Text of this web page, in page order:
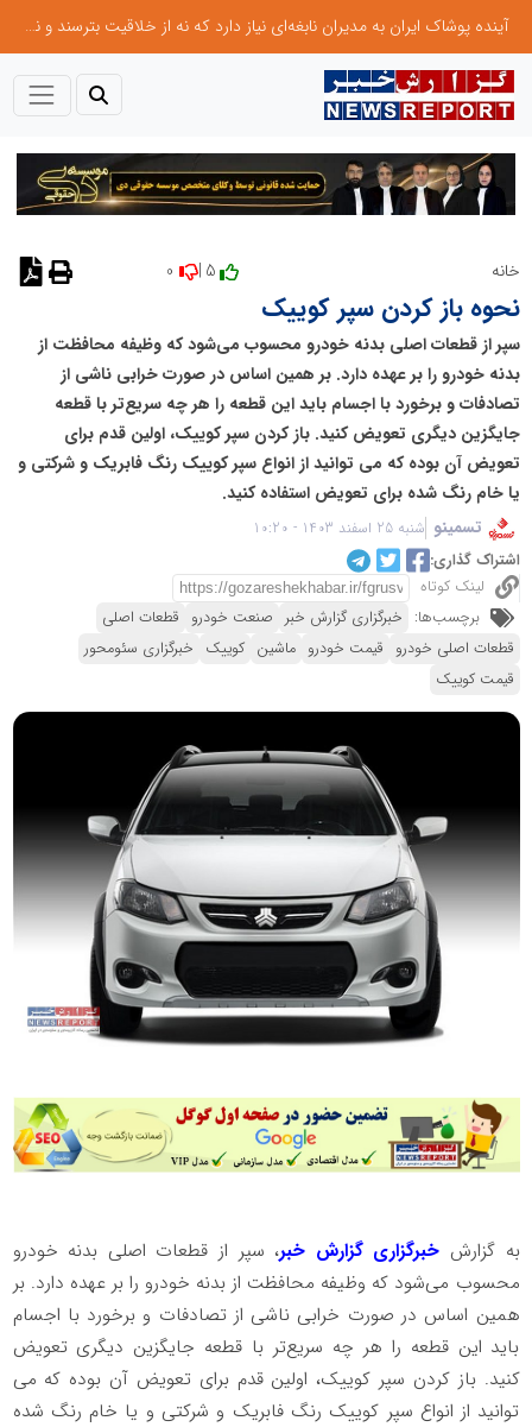
آینده پوشاک ایران به مدیران نابغه‌ای نیاز دارد که نه از خلاقیت بترسند و نه بروکراسی
خانه 5 |
نحوه باز کردن سپر کوییک
سپر از قطعات اصلی بدنه خودرو محسوب می‌شود که وظیفه محافظت از
بدنه خودرو را بر عهده دارد. بر همین اساس در صورت خرابی ناشی از
تصادفات و برخورد با اجسام باید این قطعه را هر چه سریع‌تر با قطعه
جایگزین دیگری تعویض کنید. باز کردن سپر کوییک، اولین قدم برای
تعویض آن بوده که می توانید از انواع سپر کوییک رنگ فابریک و شرکتی و
یا خام رنگ شده برای تعویض استفاده کنید.
تسمینو شنبه 25 اسفند 1403 - 10:20
اشتراک گذاری:
لینک کوتاه
برچسب‌ها: خبرگزاری گزارش خبر صنعت خودرو قطعات اصلی
قطعات اصلی خودرو قیمت خودرو ماشین کوییک خبرگزاری سئومحور
قیمت کوییک
به گزارش خبرگزاری گزارش خبر، سپر از قطعات اصلی بدنه خودرو
محسوب می‌شود که وظیفه محافظت از بدنه خودرو را بر عهده دارد. بر
همین اساس در صورت خرابی ناشی از تصادفات و برخورد با اجسام
باید این قطعه را هر چه سریع‌تر با قطعه جایگزین دیگری تعویض
کنید. باز کردن سپر کوییک، اولین قدم برای تعویض آن بوده که می
توانید از انواع سپر کوییک رنگ فابریک و شرکتی و یا خام رنگ شده